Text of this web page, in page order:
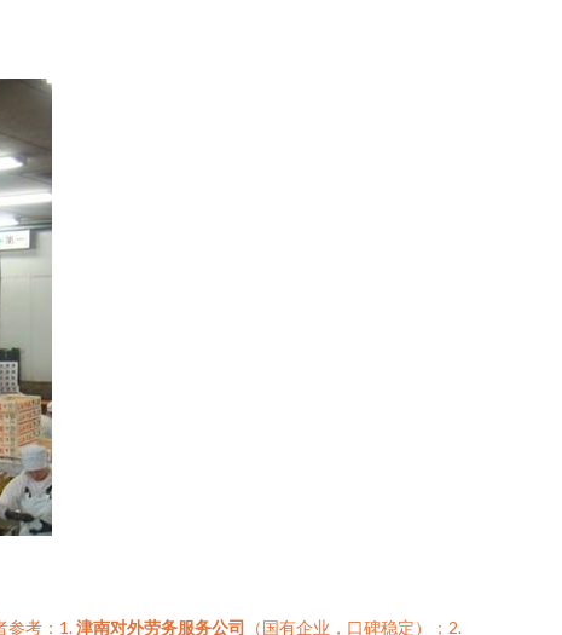
参考：1.津南对外劳务服务公司
（国有企业，口碑稳定）；2.